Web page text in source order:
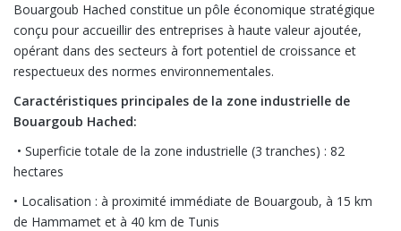
Bouargoub Hached constitue un pôle économique stratégique
conçu pour accueillir des entreprises à haute valeur ajoutée,
opérant dans des secteurs à fort potentiel de croissance et
respectueux des normes environnementales.
Caractéristiques principales de la zone industrielle de
Bouargoub Hached:
• Superficie totale de la zone industrielle (3 tranches) : 82
hectares
• Localisation : à proximité immédiate de Bouargoub, à 15 km
de Hammamet et à 40 km de Tunis